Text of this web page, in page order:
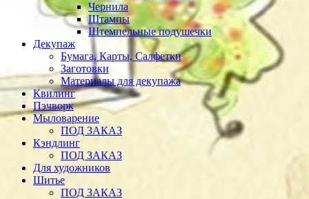
Чернила
Штампы
Штемпельные подушечки
Декупаж
Бумага, Карты, Салфетки
Заготовки
Материалы для декупажа
Квилинг
Пэчворк
Мыловарение
ПОД ЗАКАЗ
Кэндлинг
ПОД ЗАКАЗ
Для художников
Шитье
ПОД ЗАКАЗ